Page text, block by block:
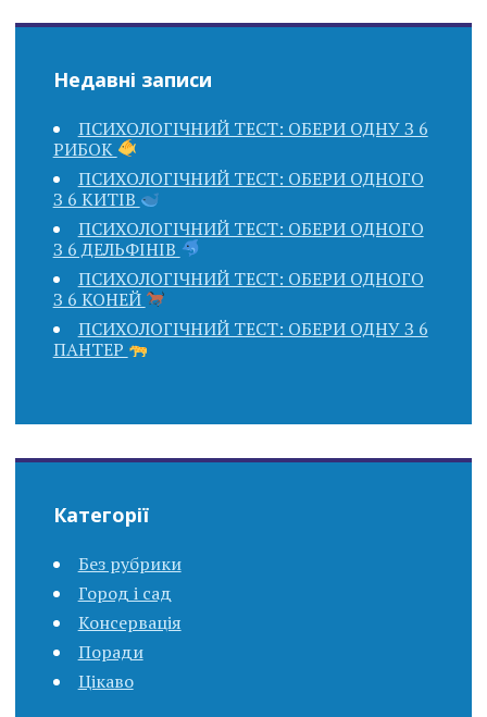
Недавні записи
ПСИХОЛОГІЧНИЙ ТЕСТ: ОБЕРИ ОДНУ З 6
РИБОК
ПСИХОЛОГІЧНИЙ ТЕСТ: ОБЕРИ ОДНОГО
З 6 КИТІВ
ПСИХОЛОГІЧНИЙ ТЕСТ: ОБЕРИ ОДНОГО
З 6 ДЕЛЬФІНІВ
ПСИХОЛОГІЧНИЙ ТЕСТ: ОБЕРИ ОДНОГО
З 6 КОНЕЙ
ПСИХОЛОГІЧНИЙ ТЕСТ: ОБЕРИ ОДНУ З 6
ПАНТЕР
Категорії
Без рубрики
Город і сад
Консервація
Поради
Цікаво